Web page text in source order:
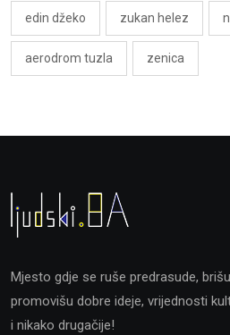
edin džeko zukan helez
aerodrom tuzla zenica
Mjesto gdje se ruše predrasude,
promovišu dobre ideje, vrijednosti
i nikako drugačije!